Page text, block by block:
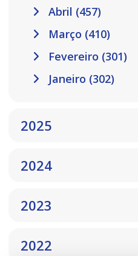
Abril (457)
Março (410)
Fevereiro (301)
Janeiro (302)
2025
2024
2023
2022